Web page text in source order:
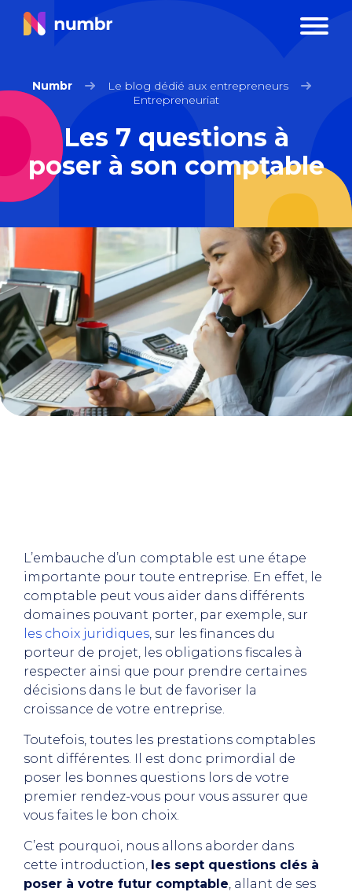
Numbr
Le blog dédié aux entrepreneurs
Entrepreneuriat
Les 7 questions à
poser à son comptable
L’embauche d’un comptable est une étape
importante pour toute entreprise. En effet, le
comptable peut vous aider dans différents
domaines pouvant porter, par exemple, sur
les choix juridiques, sur les finances du
porteur de projet, les obligations fiscales à
respecter ainsi que pour prendre certaines
décisions dans le but de favoriser la
croissance de votre entreprise.
Toutefois, toutes les prestations comptables
sont différentes. Il est donc primordial de
poser les bonnes questions lors de votre
premier rendez-vous pour vous assurer que
vous faites le bon choix.
C’est pourquoi, nous allons aborder dans
cette introduction, les sept questions clés à
poser à votre futur comptable, allant de ses